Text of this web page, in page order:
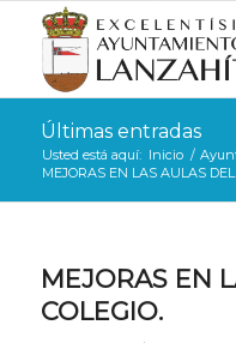
Últimas entradas
Usted está aquí: Inicio /
MEJORAS EN LAS AULAS DEL
MEJORAS EN
COLEGIO.